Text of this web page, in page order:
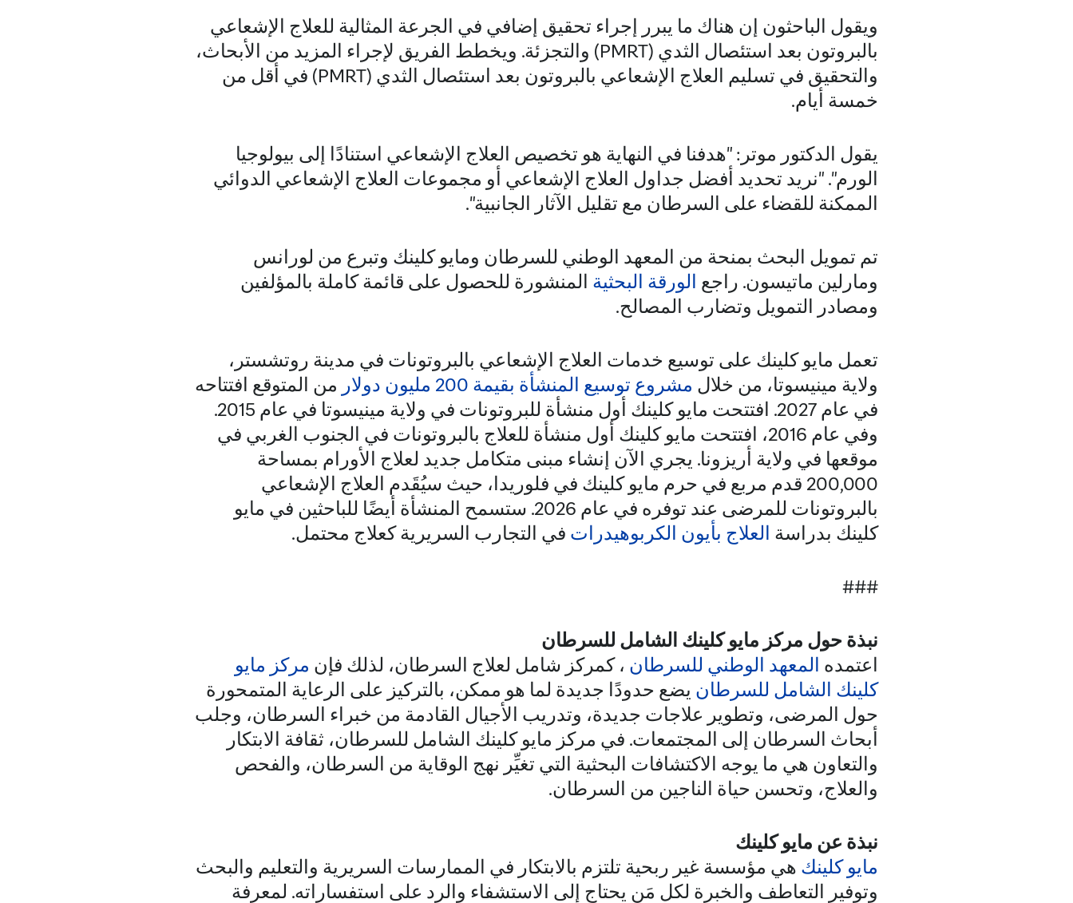
ويقول الباحثون إن هناك ما يبرر إجراء تحقيق إضافي في الجرعة المثالية للعلاج الإشعاعي
بالبروتون بعد استئصال الثدي (PMRT) والتجزئة. ويخطط الفريق لإجراء المزيد من الأبحاث،
والتحقيق في تسليم العلاج الإشعاعي بالبروتون بعد استئصال الثدي (PMRT) في أقل من
خمسة أيام.
يقول الدكتور موتر: "هدفنا في النهاية هو تخصيص العلاج الإشعاعي استنادًا إلى بيولوجيا
الورم". "نريد تحديد أفضل جداول العلاج الإشعاعي أو مجموعات العلاج الإشعاعي الدوائي
الممكنة للقضاء على السرطان مع تقليل الآثار الجانبية".
تم تمويل البحث بمنحة من المعهد الوطني للسرطان ومايو كلينك وتبرع من لورانس
ومارلين ماتيسون. راجع الورقة البحثية المنشورة للحصول على قائمة كاملة بالمؤلفين
ومصادر التمويل وتضارب المصالح.
تعمل مايو كلينك على توسيع خدمات العلاج الإشعاعي بالبروتونات في مدينة روتشستر،
ولاية مينيسوتا، من خلال مشروع توسيع المنشأة بقيمة 200 مليون دولار
من المتوقع افتتاحه
في عام 2027. افتتحت مايو كلينك أول منشأة للبروتونات في ولاية مينيسوتا في عام 2015.
وفي عام 2016، افتتحت مايو كلينك أول منشأة للعلاج بالبروتونات في الجنوب الغربي في
موقعها في ولاية أريزونا. يجري الآن إنشاء مبنى متكامل جديد لعلاج الأورام بمساحة
200,000 قدم مربع في حرم مايو كلينك في فلوريدا، حيث سيُقَدم العلاج الإشعاعي
بالبروتونات للمرضى عند توفره في عام 2026. ستسمح المنشأة أيضًا للباحثين في مايو
كلينك بدراسة العلاج بأيون الكربوهيدرات في التجارب السريرية كعلاج محتمل.
###
نبذة حول مركز مايو كلينك الشامل للسرطان
اعتمده المعهد الوطني للسرطان ، كمركز شامل لعلاج السرطان، لذلك فإن مركز مايو
كلينك الشامل للسرطان يضع حدودًا جديدة لما هو ممكن، بالتركيز على الرعاية المتمحورة
حول المرضى، وتطوير علاجات جديدة، وتدريب الأجيال القادمة من خبراء السرطان، وجلب
أبحاث السرطان إلى المجتمعات. في مركز مايو كلينك الشامل للسرطان، ثقافة الابتكار
والتعاون هي ما يوجه الاكتشافات البحثية التي تغيِّر نهج الوقاية من السرطان، والفحص
والعلاج، وتحسن حياة الناجين من السرطان.
نبذة عن مايو كلينك
مايو كلينك هي مؤسسة غير ربحية تلتزم بالابتكار في الممارسات السريرية والتعليم والبحث
وتوفير التعاطف والخبرة لكل مَن يحتاج إلى الاستشفاء والرد على استفساراته. لمعرفة